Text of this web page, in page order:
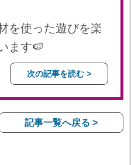
を使った遊びを楽
ます🍉
次の記事を読む >
記事一覧へ戻る >